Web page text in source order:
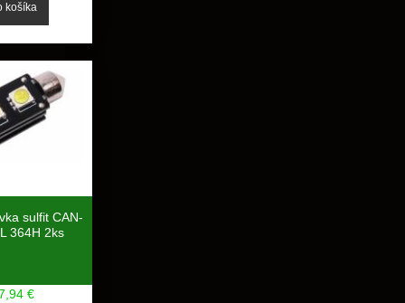
sulfit CAN-
364H 2ks
€